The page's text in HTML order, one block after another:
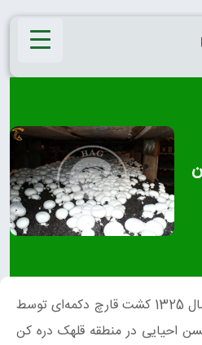
برای اولین بار در ایران به سال 1325 کشت قارچ دکمه‌ای توسط
احیایی در منطقه قلهک دره کن